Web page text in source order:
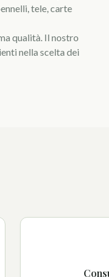
tele, carte
qualità. Il nostro
nella scelta dei